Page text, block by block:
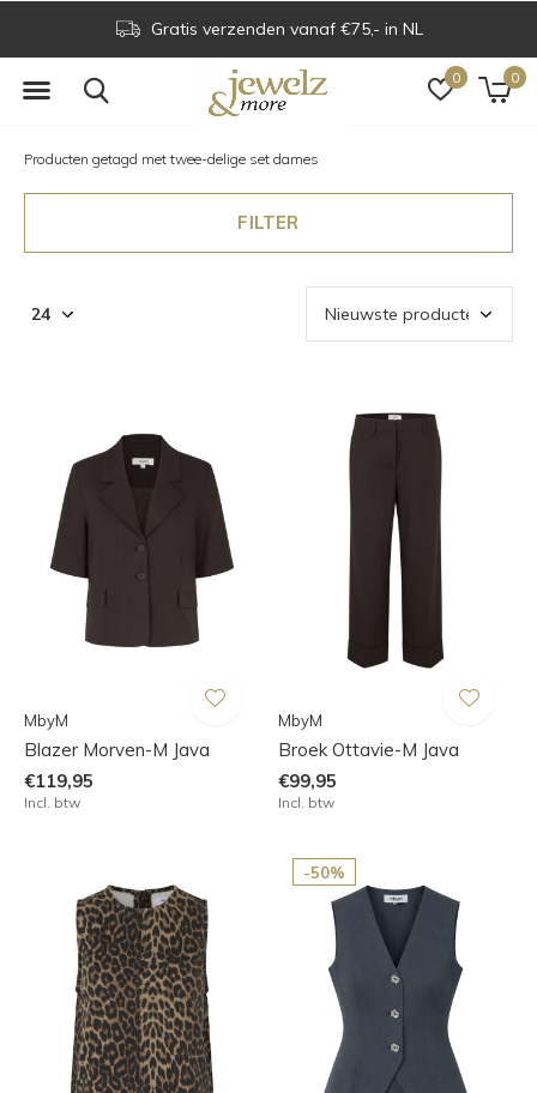
0 0
Voor 16.00 uur besteld is dezelfde dag verzonden
Producten getagd met twee-delige set dames
FILTER
MbyM
Blazer Morven-M Java
€119,95
Incl. btw
MbyM
Broek Ottavie-M Java
€99,95
Incl. btw
-50%